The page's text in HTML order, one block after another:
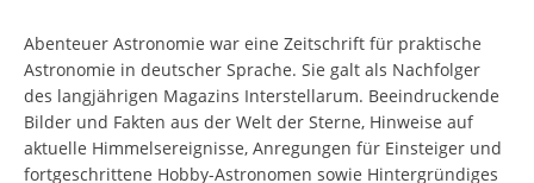
Abenteuer Astronomie war eine Zeitschrift für praktische
Astronomie in deutscher Sprache. Sie galt als Nachfolger
des langjährigen Magazins Interstellarum. Beeindruckende
Bilder und Fakten aus der Welt der Sterne, Hinweise auf
aktuelle Himmelsereignisse, Anregungen für Einsteiger und
fortgeschrittene Hobby-Astronomen sowie Hintergründiges